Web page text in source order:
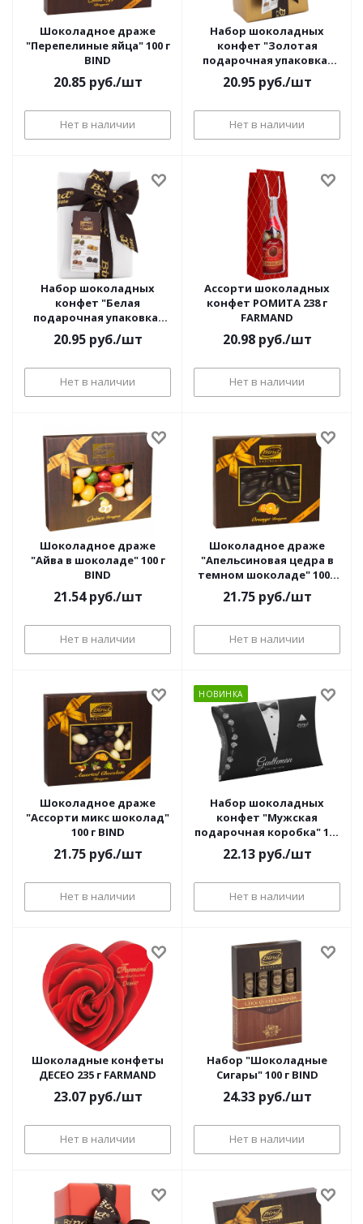
Шоколадное драже
"Перепелиные яйца" 100 г
BIND
20.85руб./шт
Нет в наличии
Набор шоколадных
конфет "Золотая
подарочная упаковка"
110 г BIND
20.95руб./шт
Нет в наличии
Набор шоколадных
конфет "Белая
подарочная упаковка"
110 г BIND
20.95руб./шт
Нет в наличии
Ассорти шоколадных
конфет РОМИТА 238 г
FARMAND
20.98руб./шт
Нет в наличии
Шоколадное драже
"Айва в шоколаде" 100 г
BIND
21.54руб./шт
Нет в наличии
Шоколадное драже
"Апельсиновая цедра в
темном шоколаде" 100 г
BIND
21.75руб./шт
Нет в наличии
Шоколадное драже
"Ассорти микс шоколад"
100 г BIND
21.75руб./шт
Нет в наличии
НОВИНКА
Набор шоколадных
конфет "Мужская
подарочная коробка" 120
г BIND
22.13руб./шт
Нет в наличии
Шоколадные конфеты
ДЕСЕО 235 г FARMAND
23.07руб./шт
Нет в наличии
Набор "Шоколадные
Сигары" 100 г BIND
24.33руб./шт
Нет в наличии